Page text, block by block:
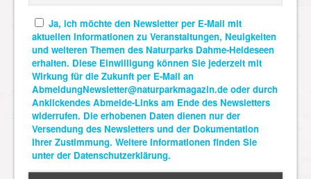
Ja, ich möchte den Newsletter per E-Mail mit
aktuellen Informationen zu Veranstaltungen, Neuigkeiten
und weiteren Themen des Naturparks Dahme-Heideseen
erhalten. Diese Einwilligung können Sie jederzeit mit
Wirkung für die Zukunft per E-Mail an
AbmeldungNewsletter@naturparkmagazin.de oder durch
Anklickendes Abmelde-Links am Ende des Newsletters
widerrufen. Die erhobenen Daten dienen nur der
Versendung des Newsletters und der Dokumentation
Ihrer Zustimmung. Weitere Informationen finden Sie
unter der Datenschutzerklärung.